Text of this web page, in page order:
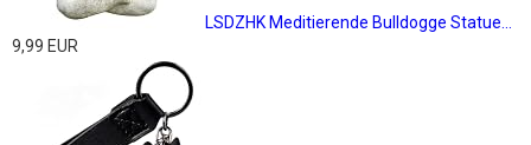
LSDZHK Meditierende Bulldogge Statue...
9,99 EUR